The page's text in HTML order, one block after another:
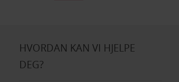
HVORDAN KAN VI HJELPE
DEG?